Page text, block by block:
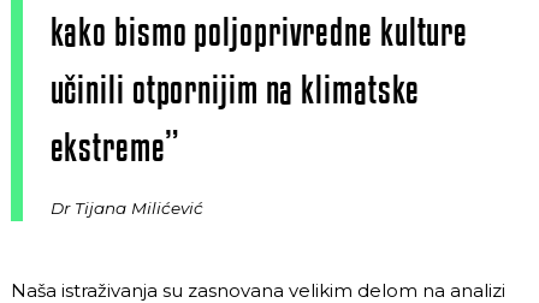
kako bismo poljoprivredne kulture
učinili otpornijim na klimatske
ekstreme”
Dr Tijana Milićević
Naša istraživanja su zasnovana velikim delom na analizi